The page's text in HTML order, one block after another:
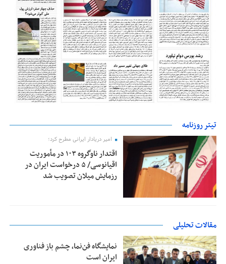
تیتر روزنامه
امیر دریادار ایرانی مطرح کرد؛
اقتدار ناوگروه ۱۰۳ در مأموریت‌
اقیانوسی/ ۵ درخواست ایران در
رزمایش میلان تصویب شد
مقالات تحلیلی
نمایشگاه فن‌نما، چشم باز فناوری
ایران است